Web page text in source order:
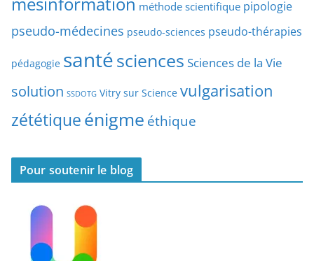
i
c
e
méthode scientifique pipologie
pseudo-médecines pseudo-sciences pseudo-thérapies
pédagogie santésciences Sciences de la Vie
solution SSDOTG Vitry sur Science vulgarisation
zététiqueénigme éthique
Pour soutenir le blog